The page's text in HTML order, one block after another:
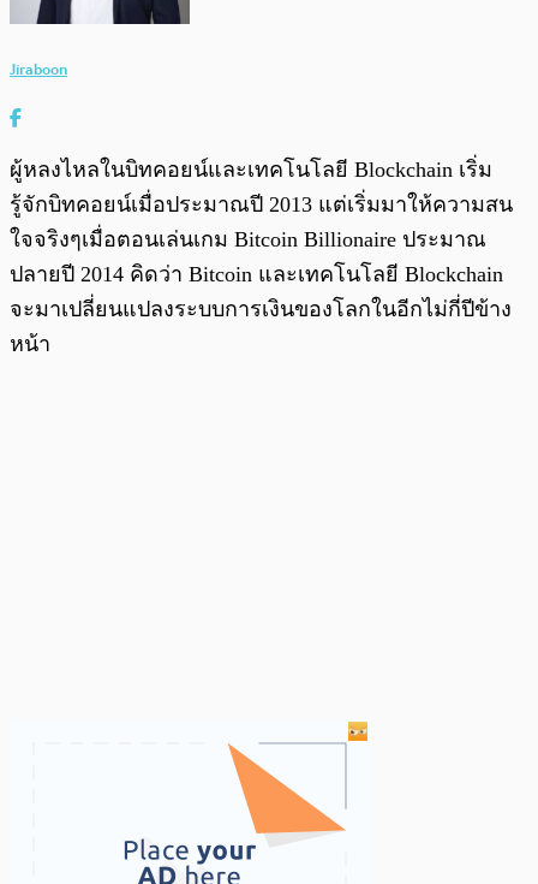
Jiraboon
ผู้หลงไหลในบิทคอยน์และเทคโนโลยี Blockchain เริ่ม
รู้จักบิทคอยน์เมื่อประมาณปี 2013 แต่เริ่มมาให้ความสน
ใจจริงๆเมื่อตอนเล่นเกม Bitcoin Billionaire ประมาณ
ปลายปี 2014 คิดว่า Bitcoin และเทคโนโลยี Blockchain
จะมาเปลี่ยนแปลงระบบการเงินของโลกในอีกไม่กี่ปีข้าง
หน้า